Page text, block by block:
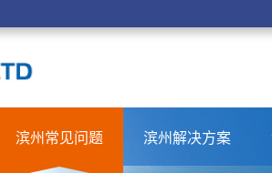
滨州常见问题 滨州解决方案